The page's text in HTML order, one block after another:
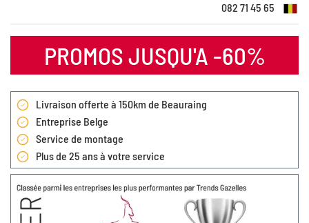
082 71 45 65
PROMOS JUSQU'A -60%
Livraison offerte à 150km de Beauraing
Entreprise Belge
Service de montage
Plus de 25 ans à votre service